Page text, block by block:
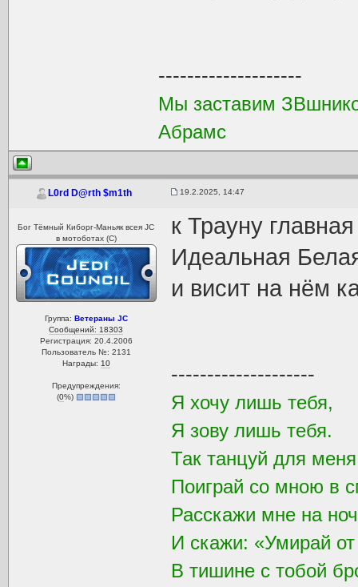
--------------------
Мы заставим
Абрамс
L0rd D@rth $m1th 19.2.2025, 14:47
Бог Тёмный Киборг-Маньяк всея JC
в мотоботах (С)
Группа: Ветераны JC
Сообщений: 18303
Регистрация: 20.4.2006
Пользователь №: 2131
Награды: 10
Предупреждения:
(0%)
к Трауну
Идеальная
и висит на нём
--------------------
Я хочу лишь тебя,
Я зову лишь тебя.
Так танцуй для
Поиграй со мною в
Расскажи мне на
И скажи: «Умирай
В тишине с тобой